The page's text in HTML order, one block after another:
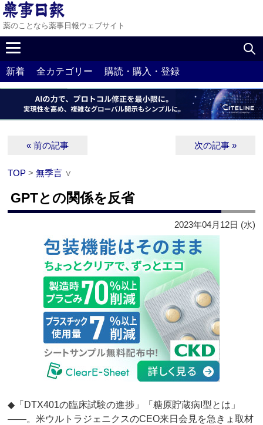
薬のことなら薬事日報ウェブサイト
新着 全カテゴリー 購読・購入・登録
« 前の記事 次の記事 »
TOP >無季言 ∨
GPTとの関係を反省
2023年04月12日 (水)
◆「DTX401の臨床試験の進捗」「糖原貯蔵病I型とは」
――。米ウルトラジェニクスのCEO来日会見を急きょ取材